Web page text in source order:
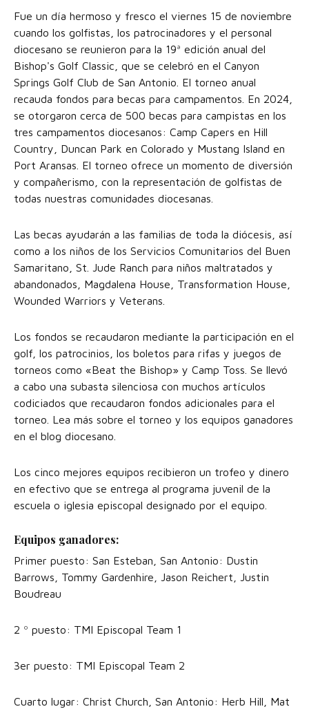
Fue un día hermoso y fresco el viernes 15 de noviembre
cuando los golfistas, los patrocinadores y el personal
diocesano se reunieron para la 19ª edición anual del
Bishop's Golf Classic, que se celebró en el Canyon
Springs Golf Club de San Antonio. El torneo anual
recauda fondos para becas para campamentos. En 2024,
se otorgaron cerca de 500 becas para campistas en los
tres campamentos diocesanos: Camp Capers en Hill
Country, Duncan Park en Colorado y Mustang Island en
Port Aransas. El torneo ofrece un momento de diversión
y compañerismo, con la representación de golfistas de
todas nuestras comunidades diocesanas.
Las becas ayudarán a las familias de toda la diócesis, así
como a los niños de los Servicios Comunitarios del Buen
Samaritano, St. Jude Ranch para niños maltratados y
abandonados, Magdalena House, Transformation House,
Wounded Warriors y Veterans.
Los fondos se recaudaron mediante la participación en el
golf, los patrocinios, los boletos para rifas y juegos de
torneos como «Beat the Bishop» y Camp Toss. Se llevó
a cabo una subasta silenciosa con muchos artículos
codiciados que recaudaron fondos adicionales para el
torneo. Lea más sobre el torneo y los equipos ganadores
en el blog diocesano.
Los cinco mejores equipos recibieron un trofeo y dinero
en efectivo que se entrega al programa juvenil de la
escuela o iglesia episcopal designado por el equipo.
Equipos ganadores:
Primer puesto: San Esteban, San Antonio: Dustin
Barrows, Tommy Gardenhire, Jason Reichert, Justin
Boudreau
2 º puesto: TMI Episcopal Team 1
3er puesto: TMI Episcopal Team 2
Cuarto lugar: Christ Church, San Antonio: Herb Hill, Mat